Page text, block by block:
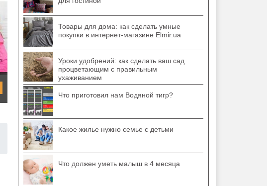
Товары для дома: как сделать умные
покупки в интернет-магазине Elmir.ua
Уроки удобрений: как сделать ваш сад
процветающим с правильным
ухаживанием
Что приготовил нам Водяной тигр?
Какое жилье нужно семье с детьми
Что должен уметь малыш в 4 месяца